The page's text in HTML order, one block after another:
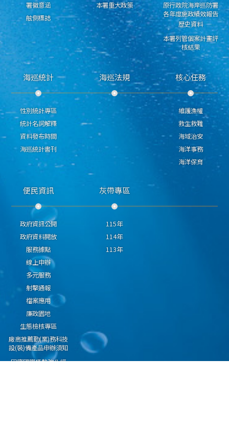
署徽意涵
舷側標誌
本署重大政策
原行政院海岸巡防署
各年度施政績效報告
歷史資料
本署列管個案計畫評
核結果
海巡統計
性別統計專區
統計名詞解釋
資料發布時間
海巡統計書刊
海巡法規 核心任務
維護漁權
救生救難
海域治安
海洋事務
海洋保育
便民資訊
政府資訊公開
政府資料開放
服務據點
線上申辦
多元服務
射擊通報
檔案應用
廉政園地
生態檢核專區
廠商推薦勤(業)務科技
設(裝)備產品申辦須知
因應國際情勢強化經
灰帶專區
115年
114年
113年